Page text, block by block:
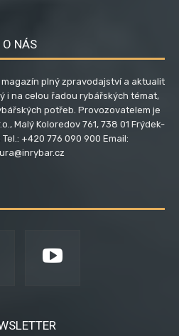
O NÁS
plný zpravodajství a aktualit
i na celou řadou rybářských témat,
potřeb. Provozovatelem je
Malý Koloredov 761, 738 01 Frýdek-
Tel.: +420 776 090 900 Email: